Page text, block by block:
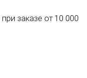
при заказе от 10 000